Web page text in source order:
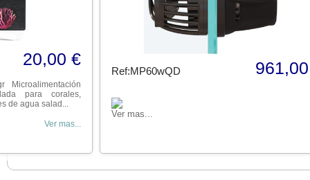
20,00 €
Microalimentación
para corales,
de agua salad...
Ver mas...
Ref:MP60wQD
Ver mas...